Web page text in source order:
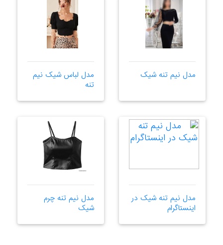
مدل نیم تنه شیک
مدل لباس شیک نیم
تنه
مدل نیم تنه شیک در
اینستاگرام
مدل نیم تنه چرم
شیک